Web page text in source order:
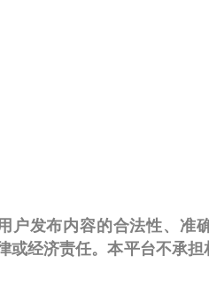
户发布内容的合法性、准
经济责任。本平台不承